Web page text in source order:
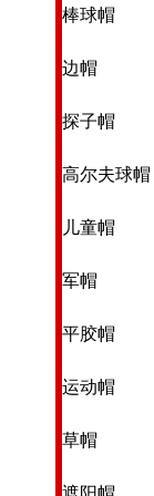
棒球帽
边帽
探子帽
高尔夫球帽
儿童帽
军帽
平胶帽
运动帽
草帽